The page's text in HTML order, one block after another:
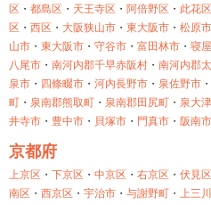
区 ・ 都島区 ・ 天王寺区 ・ 阿倍野区 ・ 此花区
区 ・ 西区 ・ 大阪狭山市 ・ 東大阪市 ・ 松原市
山市 ・ 東大阪市 ・ 守谷市 ・ 富田林市 ・ 寝
八尾市 ・ 南河内郡千早赤阪村 ・ 南河内郡
泉市 ・ 四條畷市 ・ 河内長野市 ・ 泉佐野市 ・
町 ・ 泉南郡熊取町 ・ 泉南郡田尻町 ・ 泉大
井寺市 ・ 豊中市 ・ 貝塚市 ・ 門真市 ・ 阪南市
京都府
上京区 ・ 下京区 ・ 中京区 ・ 右京区 ・ 伏見区
南区 ・ 西京区 ・ 宇治市 ・ 与謝野町 ・ 上三